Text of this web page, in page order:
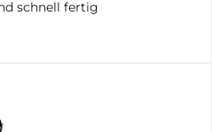
schnell fertig